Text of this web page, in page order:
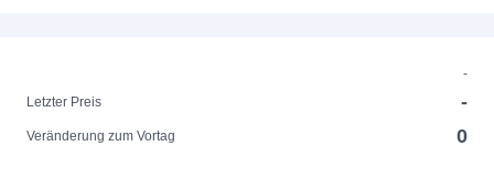
-
Letzter Preis
-
Veränderung zum Vortag 0